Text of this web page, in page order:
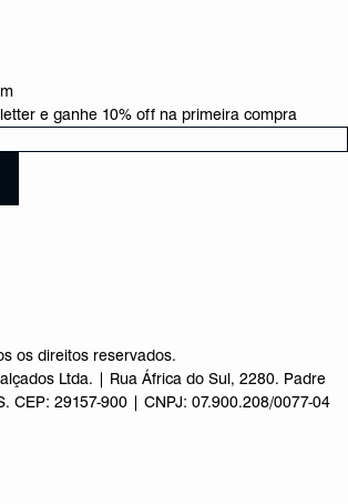
e ganhe 10% off na primeira compra
os direitos reservados.
Ltda. | Rua África do Sul, 2280. Padre
CEP: 29157-900 | CNPJ: 07.900.208/0077-04